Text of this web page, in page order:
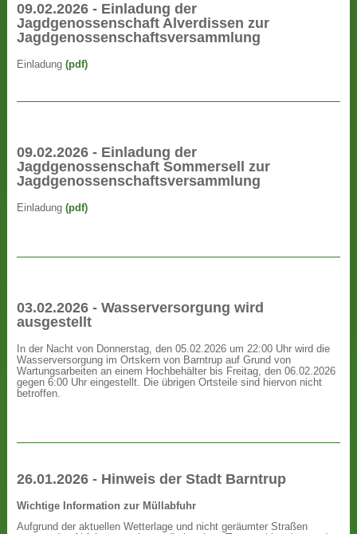
09.02.2026 - Einladung der
Jagdgenossenschaft Alverdissen zur
Jagdgenossenschaftsversammlung
Einladung(pdf)
09.02.2026 - Einladung der
Jagdgenossenschaft Sommersell zur
Jagdgenossenschaftsversammlung
Einladung(pdf)
03.02.2026 - Wasserversorgung wird
ausgestellt
In der Nacht von Donnerstag, den 05.02.2026 um 22:00 Uhr wird die
Wasserversorgung im Ortskern von Barntrup auf Grund von
Wartungsarbeiten an einem Hochbehälter bis Freitag, den 06.02.2026
gegen 6:00 Uhr eingestellt. Die übrigen Ortsteile sind hiervon nicht
betroffen.
26.01.2026 - Hinweis der Stadt Barntrup
Wichtige Information zur Müllabfuhr
Aufgrund der aktuellen Wetterlage und nicht geräumter Straßen